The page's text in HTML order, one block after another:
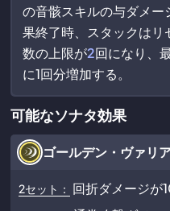
の音骸スキルの与ダメー
果終了時、スタックはリ
数の上限が2回になり、
に1回分増加する。
可能なソナタ効果
ゴールデン・ヴァリ
2セット： 回折ダメージが